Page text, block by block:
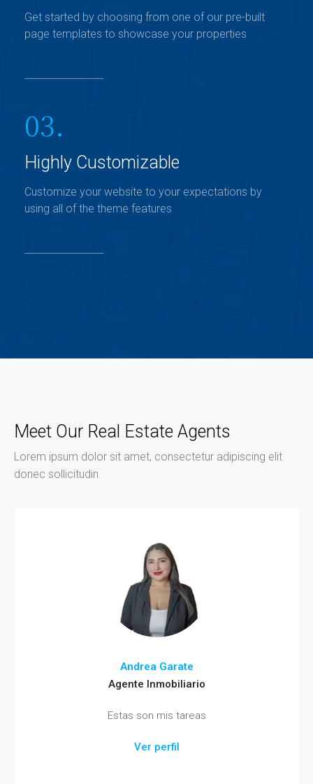
Get started by choosing from one of our pre-built
page templates to showcase your properties
03.
Highly Customizable
Customize your website to your expectations by
using all of the theme features
Meet Our Real Estate Agents
Lorem ipsum dolor sit amet, consectetur adipiscing elit
donec sollicitudin
Andrea Garate
Agente Inmobiliario
Estas son mis tareas
Ver perfil